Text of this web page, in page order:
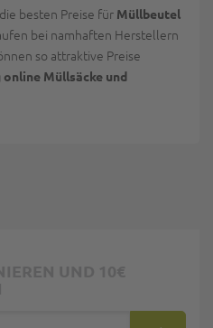
besten Preise für Müllbeutel
bei namhaften Herstellern
so attraktive Preise
Müllsäcke und